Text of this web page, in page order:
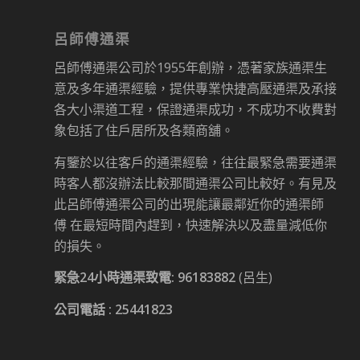
呂師傅通渠
呂師傅通渠公司於1955年創辦，憑著家族通渠生
意及多年通渠經驗，提供專業快捷高壓通渠及承接
各大小渠道工程，保證通渠成功，不成功不收費對
象包括了住戶居所及各類商舖。
有鑒於以往客戶的通渠經驗，往往最緊急需要通渠
時客人都沒辦法比較那間通渠公司比較好。有見及
此呂師傅通渠公司的出現能讓最鄰近你的通渠師
傅 在最短時間內趕到，快速解決以及盡量減低你
的損失。
緊急24小時通渠致電: 96183882(呂生)
公司電話 : 25441823